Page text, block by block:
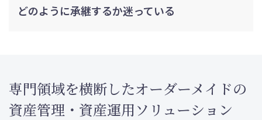
どのように承継するか迷っている
専門領域を横断したオーダーメイドの
資産管理・資産運用ソリューション